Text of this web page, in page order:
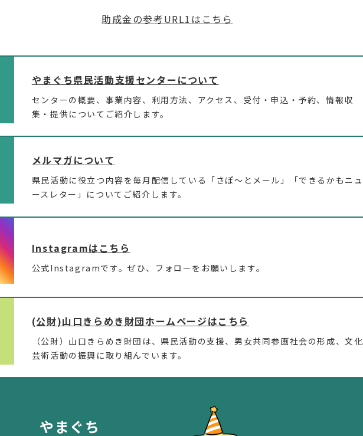
助成金の参考URL1はこちら
やまぐち県民活動支援センターについて
センターの概要、事業内容、利用方法、アクセス、受付・申込・予約、情報収
集・提供についてご紹介します。
メルマガについて
県民活動に役立つ内容を毎月配信している「さぽ～とメール」「できるかもニュ
ースレター」についてご紹介します。
Instagramはこちら
公式Instagramです。ぜひ、フォローをお願いします。
(公財)山口きらめき財団ホームページはこちら
（公財）山口きらめき財団は、県民活動の支援、男女共同参画社会の形成、文化
芸術活動の振興に取り組んでいます。
やまぐち